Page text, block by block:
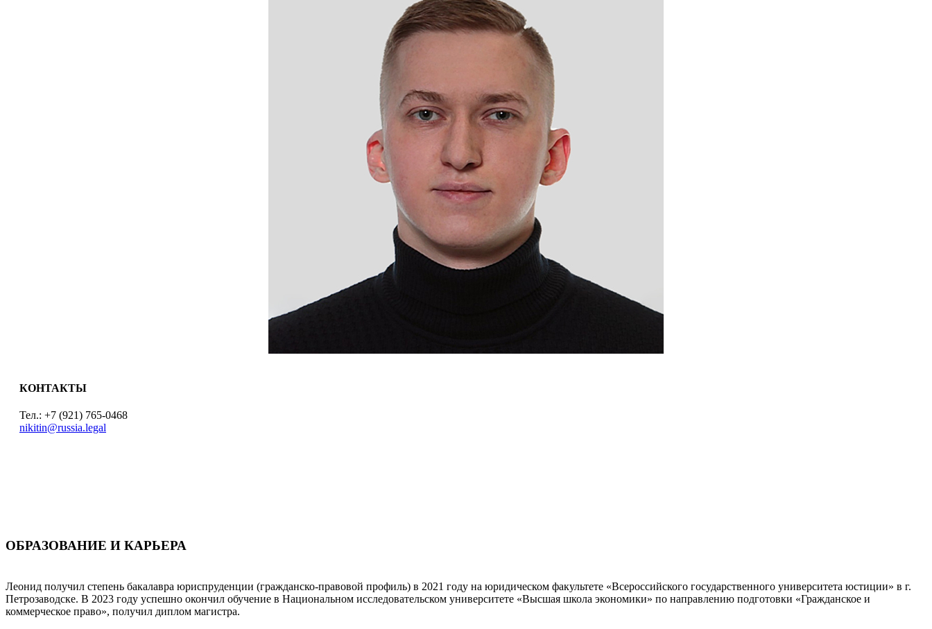
КОНТАКТЫ
Тел.: +7 (921) 765-0468
nikitin@russia.legal
ОБРАЗОВАНИЕ И КАРЬЕРА
Леонид получил степень бакалавра юриспруденции (гражданско-правовой профиль) в 2021 году на юридическом факультете «Всероссийского государственного университета юстиции» в г.
Петрозаводске. В 2023 году успешно окончил обучение в Национальном исследовательском университете «Высшая школа экономики» по направлению подготовки «Гражданское и
коммерческое право», получил диплом магистра.